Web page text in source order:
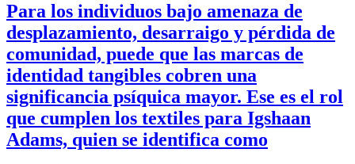
a
lado.abrigos)
para
una
presentación
que
inauguraría
su
exposición
personal
Barcelona,
Teresa
Lanceta
vivió
y
trabajó
durante
décadas
con
mujeres
bereberes
Para los individuos bajo amenaza de
desplazamiento, desarraigo y pérdida de
comunidad, puede que las marcas de
identidad tangibles cobren una
significancia psíquica mayor. Ese es el rol
que cumplen los textiles para Igshaan
Adams, quien se identifica como